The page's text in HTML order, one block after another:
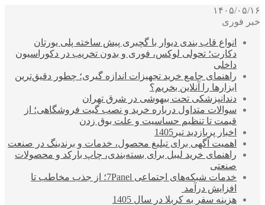
۱۴۰۵/۰۵/۱۶
خبر فوری
انواع قاب بندی دیوار با گچبری پیش ساخته پلی یورتان
دکارت؛ تحولی لوکس، فوری و بدون تخریب در دکوراسیون
داخلی
راهنمای جامع خرید تجهیزات اندازه گیری؛ چطور دقیق‌ترین
ابزارها را آنلاین بخریم؟
دندانپزشکی تحت بیهوشی در شرق تهران
سوالات متداول درباره خرید و نصب گیت فروشگاهی؛ از
قیمت تا تنظیم حساسیت و علت بوق زدن
اخبار پربازدید تیر1405
اهمیت آگهی برای تبلیغ محصول، خدمات و برندینگ در صنعت
راهنمای خرید لیبل برای بسته‌بندی، چاپ بارکد و محصولات
صنعتی
خدمات شبکه‌های اجتماعی 7Panel؛ از جذب مخاطب تا
افزایش درآمد
هزینه سفر به کربلا در سال 1405